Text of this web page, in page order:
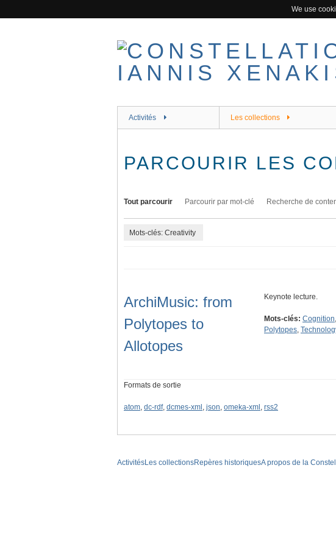
We use
Activités Les collections
PARCOURIR LES
Tout parcourir Parcourir par mot-clé Recherche de
Mots-clés: Creativity
ArchiMusic: from
Polytopes to
Allotopes
Keynote lecture.
Mots-clés: Cognition,
Polytopes,
Formats de sortie
atom, dc-rdf, dcmes-xml , json, omeka-xml , rss2
ActivitésLes collectionsRepères historiquesA propos de la